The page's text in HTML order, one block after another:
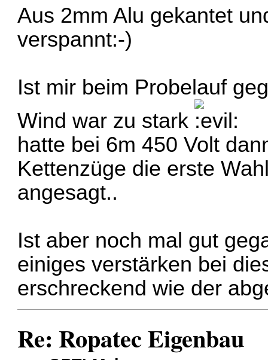
Aus 2mm Alu gekantet
verspannt:-)
Ist mir beim Probelauf
Wind war zu stark
hatte bei 6m 450 Volt
Kettenzüge die erste
angesagt..
Ist aber noch mal gut
einiges verstärken bei
erschreckend wie der
Re: Ropatec Eigenbau